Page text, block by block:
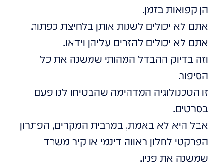
הן קפואות בזמן.
אתם לא יכולים לשנות אותן בלחיצת כפתור.
אתם לא יכולים להזרים עליהן וידאו.
וזה בדיוק ההבדל המהותי שמשנה את כל
הסיפור.
זו הטכנולוגיה המדהימה שהבטיחו לנו פעם
בסרטים.
אבל היא לא באמת, במרבית המקרים, הפתרון
הפרקטי לחלון ראווה דינמי או קיר משרד
שמשנה את פניו.